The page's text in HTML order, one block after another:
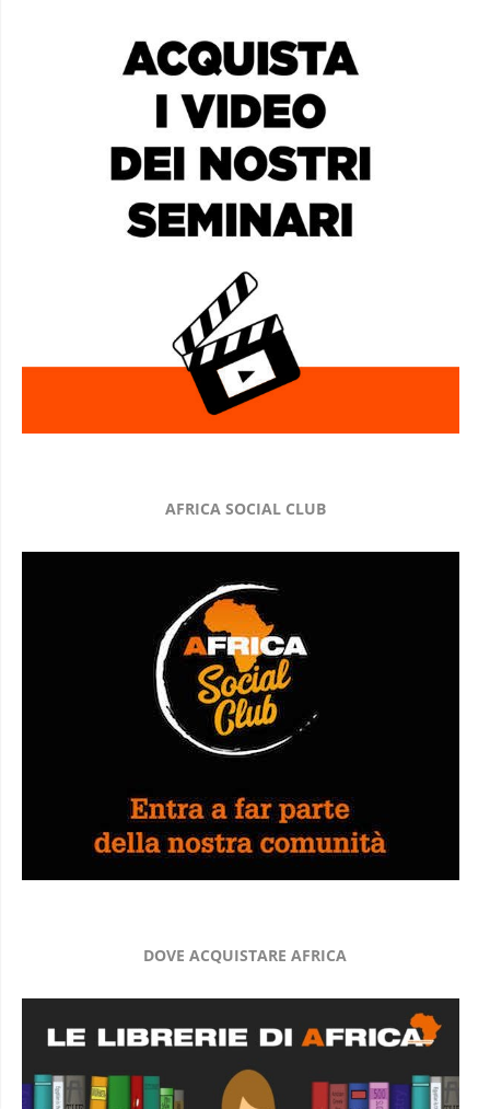
AFRICA SOCIAL CLUB
DOVE ACQUISTARE AFRICA